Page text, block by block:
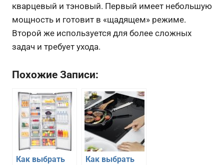
кварцевый и тэновый. Первый имеет небольшую
мощность и готовит в «щадящем» режиме.
Второй же используется для более сложных
задач и требует ухода.
Похожие Записи:
Как выбрать
Как выбрать